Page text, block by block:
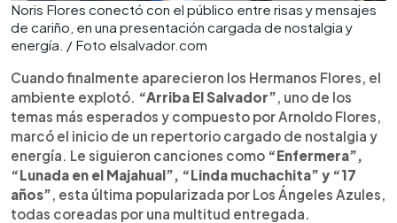
Noris Flores conectó con el público entre risas y mensajes
de cariño, en una presentación cargada de nostalgia y
energía. / Foto elsalvador.com
Cuando finalmente aparecieron los Hermanos Flores, el
ambiente explotó. “Arriba El Salvador”, uno de los
temas más esperados y compuesto por Arnoldo Flores,
marcó el inicio de un repertorio cargado de nostalgia y
energía. Le siguieron canciones como “Enfermera”,
“Lunada en el Majahual”, “Linda muchachita” y “17
años”, esta última popularizada por Los Ángeles Azules,
todas coreadas por una multitud entregada.